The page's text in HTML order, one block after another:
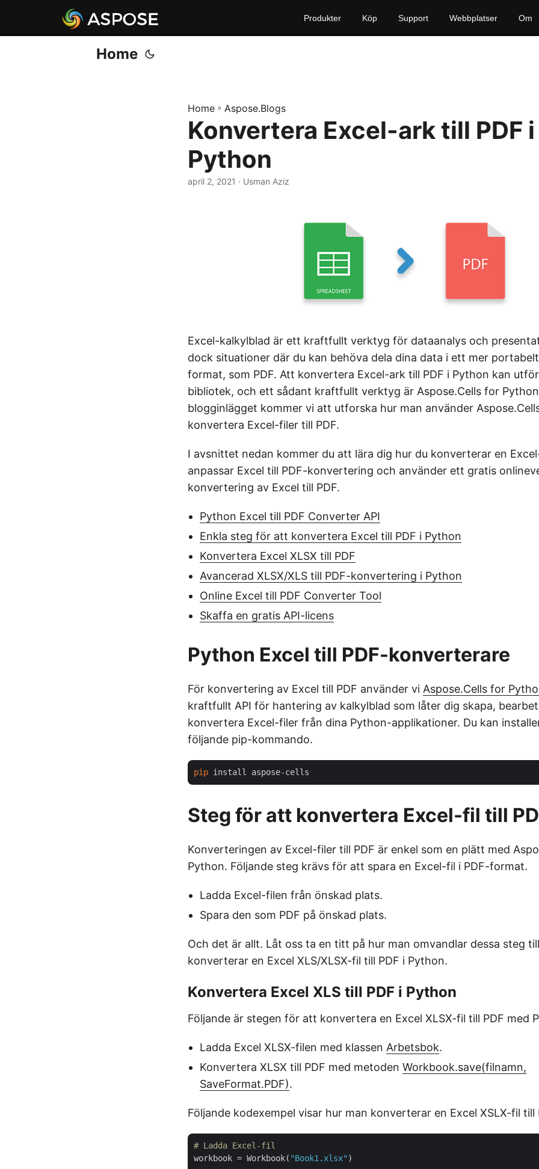
Produkter Köp Support Webbplatser Om
Home
Home » Aspose.Blogs
Konvertera Excel-ark till PDF i
Python
april 2, 2021 · Usman Aziz
Excel-kalkylblad är ett kraftfullt verktyg för dataanalys och
dock situationer där du kan behöva dela dina data i ett mer
format, som PDF. Att konvertera Excel-ark till PDF i Python kan
bibliotek, och ett sådant kraftfullt verktyg är Aspose.Cells for
blogginlägget kommer vi att utforska hur man använder
konvertera Excel-filer till PDF.
I avsnittet nedan kommer du att lära dig hur du konverterar en
anpassar Excel till PDF-konvertering och använder ett gratis
konvertering av Excel till PDF.
Python Excel till PDF Converter API
Enkla steg för att konvertera Excel till PDF i Python
Konvertera Excel XLSX till PDF
Avancerad XLSX/XLS till PDF-konvertering i Python
Online Excel till PDF Converter Tool
Skaffa en gratis API-licens
Python Excel till PDF-konverterare
För konvertering av Excel till PDF använder vi Aspose.Cells for
kraftfullt API för hantering av kalkylblad som låter dig skapa,
konvertera Excel-filer från dina Python-applikationer. Du kan
följande pip-kommando.
pip
Steg för att konvertera Excel-fil till
Konverteringen av Excel-filer till PDF är enkel som en plätt med
Python. Följande steg krävs för att spara en Excel-fil i PDF-format.
Ladda Excel-filen från önskad plats.
Spara den som PDF på önskad plats.
Och det är allt. Låt oss ta en titt på hur man omvandlar dessa steg
konverterar en Excel XLS/XLSX-fil till PDF i Python.
Konvertera Excel XLS till PDF i Python
Följande är stegen för att konvertera en Excel XLSX-fil till PDF med
Ladda Excel XLSX-filen med klassen Arbetsbok.
Konvertera XLSX till PDF med metoden Workbook.save(filnamn,
SaveFormat.PDF).
Följande kodexempel visar hur man konverterar en Excel XSLX-fil till
# Ladda Excel-fil
workbook = Workbook( "Book1.xlsx" )